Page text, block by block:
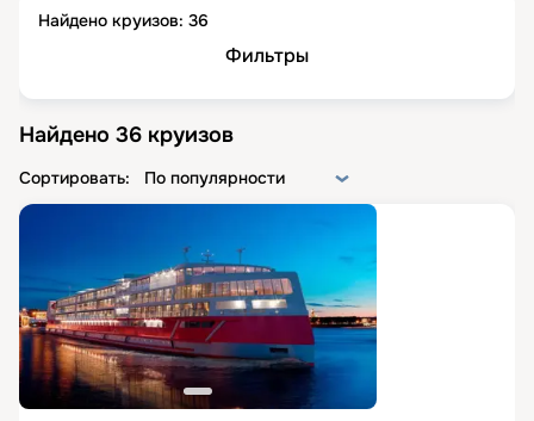
Найдено круизов: 36
Фильтры
Найдено 36 круизов
Сортировать: По популярности